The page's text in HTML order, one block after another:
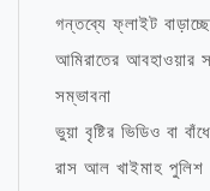
গন্তব্যে ফ্লাইট বাড়াচ্ছে
আমিরাতের আবহাওয়ার
সম্ভাবনা
ভুয়া বৃষ্টির ভিডিও বা
রাস আল খাইমাহ পুলিশ